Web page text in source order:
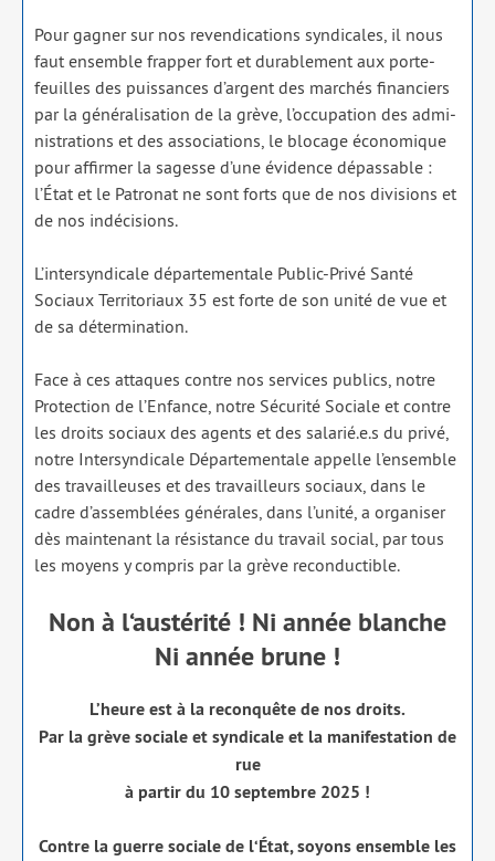
Pour gagner sur nos reven­di­ca­tions syn­di­cales, il nous
faut ensemble frap­per fort et dura­ble­ment aux por­te­
feuilles des puis­sances d’argent des mar­chés finan­ciers
par la géné­ra­li­sa­tion de la grève, l’occupation des admi­
nis­tra­tions et des asso­cia­tions, le blo­cage éco­no­mique
pour affir­mer la sagesse d’une évi­dence dépas­sable :
l’État et le Patro­nat ne sont forts que de nos divi­sions et
de nos indé­ci­sions.
L’intersyndicale dépar­te­men­tale Public-Privé Santé
Sociaux Territoriaux 35 est forte de son uni­té de vue et
de sa déter­mi­na­tion.
Face à ces attaques contre nos ser­vices publics, notre
Protection de l’Enfance, notre Sécurité Sociale et contre
les droits sociaux des agents et des salarié.e.s du pri­vé,
notre Intersyndicale Départementale appelle l’ensemble
des tra­vailleuses et des tra­vailleurs sociaux, dans le
cadre d’assemblées géné­rales, dans l’unité, a orga­ni­ser
dès main­tenant la résis­tance du tra­vail social, par tous
les moyens y com­pris par la grève recon­duc­tible.
Non à l‘austérité ! Ni année blanche
Ni année brune !
L’heure est à la recon­quête de nos droits.
Par la grève sociale et syn­di­cale et la mani­fes­ta­tion de
rue
à par­tir du 10 sep­tembre 2025 !
Contre la guerre sociale de l‘État, soyons ensemble les